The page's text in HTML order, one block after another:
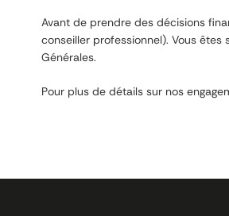
Avant de prendre des décisions
conseiller professionnel). Vous
Générales.
Pour plus de détails sur nos